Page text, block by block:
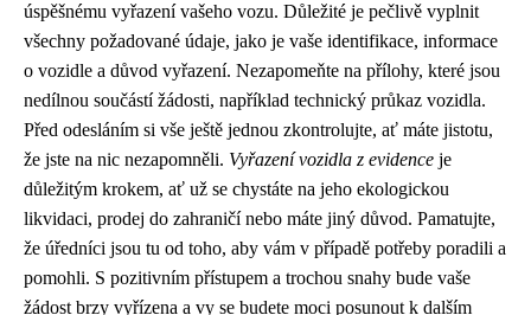
úspěšnému vyřazení vašeho vozu. Důležité je pečlivě vyplnit
všechny požadované údaje, jako je vaše identifikace, informace
o vozidle a důvod vyřazení. Nezapomeňte na přílohy, které jsou
nedílnou součástí žádosti, například technický průkaz vozidla.
Před odesláním si vše ještě jednou zkontrolujte, ať máte jistotu,
že jste na nic nezapomněli. Vyřazení vozidla z evidence je
důležitým krokem, ať už se chystáte na jeho ekologickou
likvidaci, prodej do zahraničí nebo máte jiný důvod. Pamatujte,
že úředníci jsou tu od toho, aby vám v případě potřeby poradili a
pomohli. S pozitivním přístupem a trochou snahy bude vaše
žádost brzy vyřízena a vy se budete moci posunout k dalším